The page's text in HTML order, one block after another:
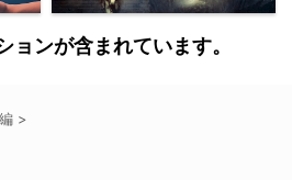
ンが含まれています。
>